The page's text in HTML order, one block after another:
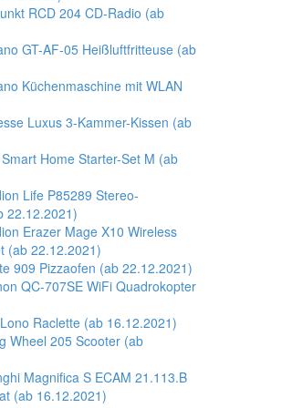
RCD 204 CD-Radio (ab
GT-AF-05 Heißluftfritteuse (ab
Küchenmaschine mit WLAN
Luxus 3-Kammer-Kissen (ab
Home Starter-Set M (ab
Life P85289 Stereo-
22.12.2021)
Erazer Mage X10 Wireless
(ab 22.12.2021)
909 Pizzaofen (ab 22.12.2021)
QC-707SE WiFi Quadrokopter
Raclette (ab 16.12.2021)
Wheel 205 Scooter (ab
Magnifica S ECAM 21.113.B
(ab 16.12.2021)